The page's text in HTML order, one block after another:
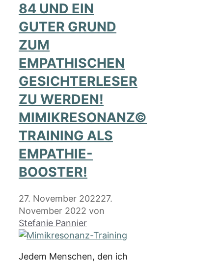
84 UND EIN
GUTER GRUND
ZUM
EMPATHISCHEN
GESICHTERLESER
ZU WERDEN!
MIMIKRESONANZ©
TRAINING ALS
EMPATHIE-
BOOSTER!
27. November 202227.
November 2022 von
Stefanie Pannier
Jedem Menschen, den ich